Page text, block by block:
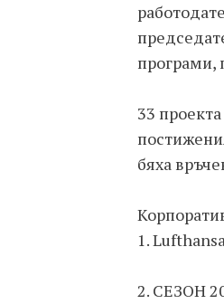
програми,
33
бяха
1.
2. СЕЗОН